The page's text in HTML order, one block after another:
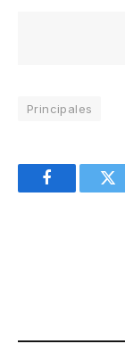
Principales
Facebook